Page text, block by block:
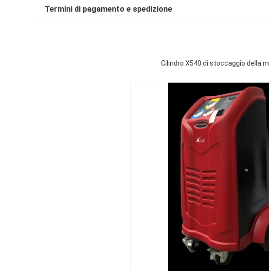
Termini di pagamento e spedizione
Cilindro X540 di stoccaggio della